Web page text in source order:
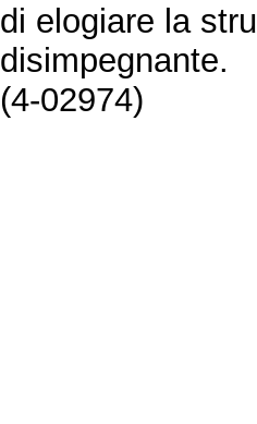
di elogiare la
disimpegnante.
(4-02974)